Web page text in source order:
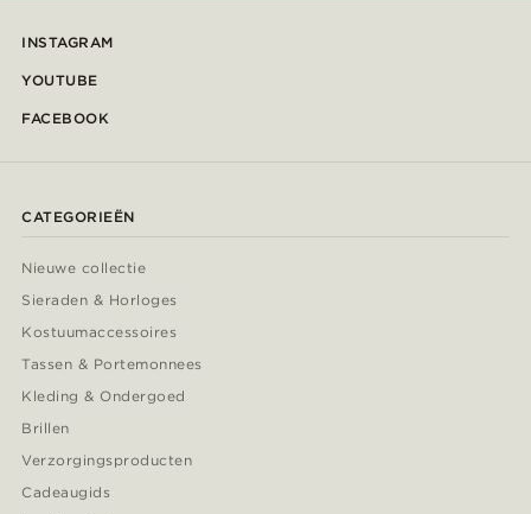
INSTAGRAM
YOUTUBE
FACEBOOK
CATEGORIEËN
Nieuwe collectie
Sieraden & Horloges
Kostuumaccessoires
Tassen & Portemonnees
Kleding & Ondergoed
Brillen
Verzorgingsproducten
Cadeaugids